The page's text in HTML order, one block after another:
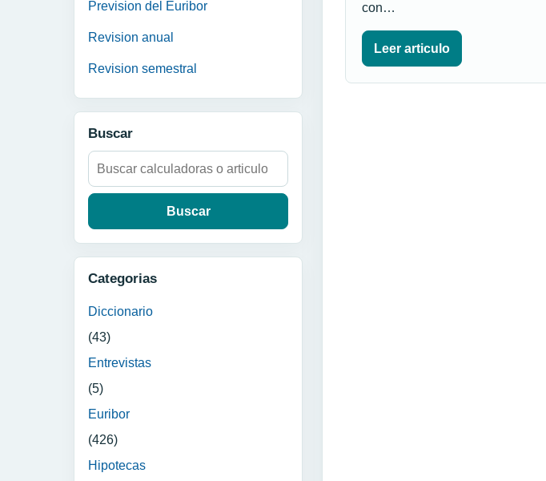
Prevision del Euribor
Revision anual
Revision semestral
Buscar
Buscar:
Categorias
Diccionario
(43)
Entrevistas
(5)
Euribor
(426)
Hipotecas
con…
Leer articulo